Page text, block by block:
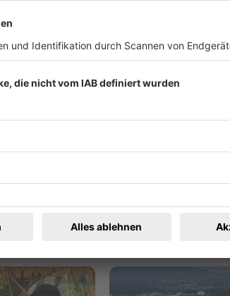
viele Menschen auf die Straße gehen und
Martin Horn appellierte, jeder
lassen.